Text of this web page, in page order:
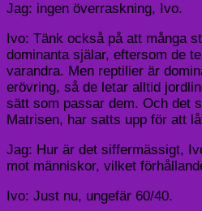
Jag: ingen överraskning, Ivo.
Ivo: Tänk också på att många
dominanta själar, eftersom de
varandra. Men reptilier är
erövring, så de letar alltid
sätt som passar dem. Och det
Matrisen, har satts upp för att
Jag: Hur är det siffermässigt,
mot människor, vilket
Ivo: Just nu, ungefär 60/40.